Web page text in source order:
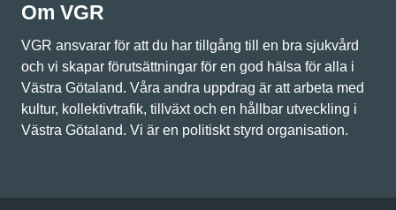
Om VGR
VGR ansvarar för att du har tillgång till en bra sjukvård
och vi skapar förutsättningar för en god hälsa för alla i
Västra Götaland. Våra andra uppdrag är att arbeta med
kultur, kollektivtrafik, tillväxt och en hållbar utveckling i
Västra Götaland. Vi är en politiskt styrd organisation.